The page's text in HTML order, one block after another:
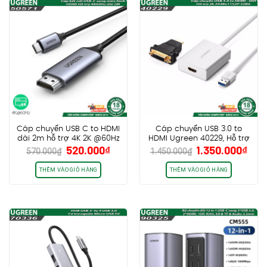
Cáp chuyển USB C to HDMI
dài 2m hỗ trợ 4K 2K @60Hz
Ugreen 50571
570.000₫ Giá
gốc
là:
570.000₫.
520.000₫Giá
THÊM VÀO GIỎ HÀNG
Cáp chuyển USB 3.0 to
HDMI Ugreen 40229, Hỗ trợ
2k, kèm đầu chuyển HDMI to
1.450.000₫ Giá
gốc
là:
1.450.000₫.
1.350.000₫Giá
THÊM VÀO GIỎ HÀNG